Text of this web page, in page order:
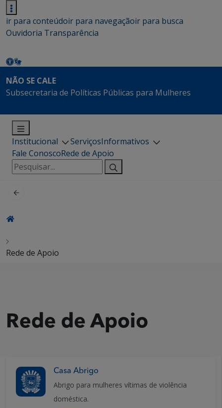
ir para conteúdoir para navegaçãoir para busca
Ouvidoria Transparência
NÃO SE CALE
Subsecretaria de Políticas Públicas para Mulheres
Institucional ServiçosInformativos
Fale ConoscoRede de Apoio
Pesquisar
por:
Rede de Apoio
Rede de Apoio
Casa Abrigo
Abrigo para mulheres vítimas de violência
doméstica.